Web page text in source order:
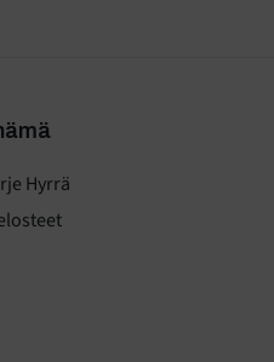
Hyrrä